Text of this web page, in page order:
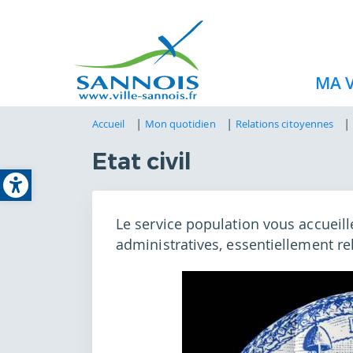
Open toolbar
MA
Accueil Mon quotidien Relations citoyennes
Etat civil
Le service population vous
administratives, essentiellement